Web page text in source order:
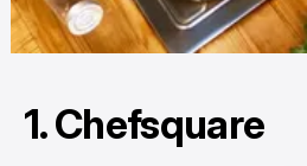
1. Chefsquare